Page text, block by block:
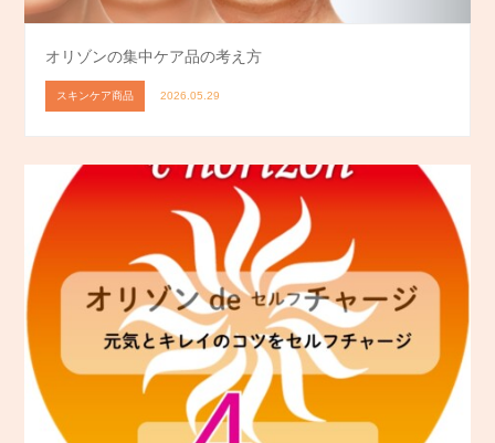
オリゾンの集中ケア品の考え方
スキンケア商品 2026.05.29